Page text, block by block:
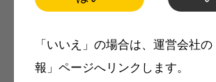
「いいえ」の場合は、運営会社
報」ページへリンクします。
製品価格も閲覧可